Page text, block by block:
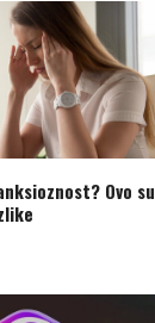
Ovo su